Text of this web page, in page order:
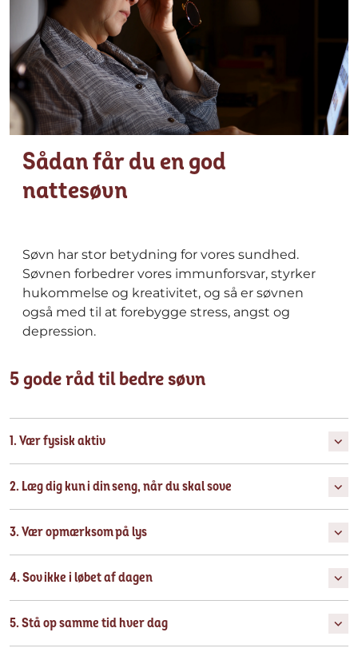
Sådan får du en god
nattesøvn
Søvn har stor betydning for vores sundhed.
Søvnen forbedrer vores immunforsvar, styrker
hukommelse og kreativitet, og så er søvnen
også med til at forebygge stress, angst og
depression.
5 gode råd til bedre søvn
1. Vær fysisk aktiv
2. Læg dig kun i din seng, når du skal sove
3. Vær opmærksom på lys
4. Sov ikke i løbet af dagen
5. Stå op samme tid hver dag